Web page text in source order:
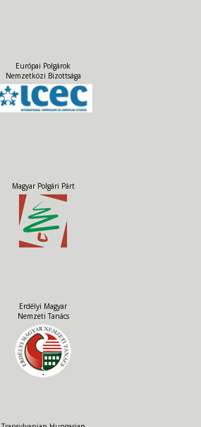
Európai Polgárok
Nemzetközi Bizottsága
Magyar Polgári Párt
Erdélyi Magyar
Nemzeti Tanács